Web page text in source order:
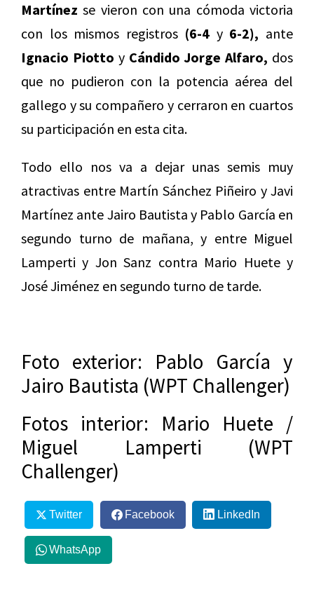
Martínez se vieron con una cómoda victoria
con los mismos registros (6-4y 6-2), ante
Ignacio Piotto y Cándido Jorge Alfaro, dos
que no pudieron con la potencia aérea del
gallego y su compañero y cerraron en cuartos
su participación en esta cita.
Todo ello nos va a dejar unas semis muy
atractivas entre Martín Sánchez Piñeiro y Javi
Martínez ante Jairo Bautista y Pablo García en
segundo turno de mañana, y entre Miguel
Lamperti y Jon Sanz contra Mario Huete y
José Jiménez en segundo turno de tarde.
Foto exterior: Pablo García y
Jairo Bautista (WPT Challenger)
Fotos interior: Mario Huete /
Miguel Lamperti (WPT
Challenger)
Twitter Facebook LinkedIn
WhatsApp